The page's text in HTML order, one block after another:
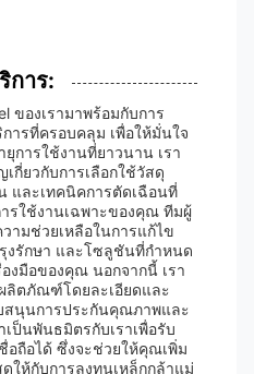
การ:
ของเรามาพร้อมกับการ
ารที่ครอบคลุม เพื่อให้มั่นใจ
การใช้งานที่ยาวนาน เรา
กี่ยวกับการเลือกใช้วัสดุ
และเทคนิคการตัดเฉือนที่
รใช้งานเฉพาะของคุณ ทีมผู้
ามช่วยเหลือในการแก้ไข
รักษา และโซลูชันที่กำหนด
องมือของคุณ นอกจากนี้ เรา
ลิตภัณฑ์โดยละเอียดและ
สนุนการประกันคุณภาพและ
ป็นพันธมิตรกับเราเพื่อรับ
อถือได้ ซึ่งจะช่วยให้คุณเพิ่ม
ให้กับการลงทุนเหล็กกล้าแม่